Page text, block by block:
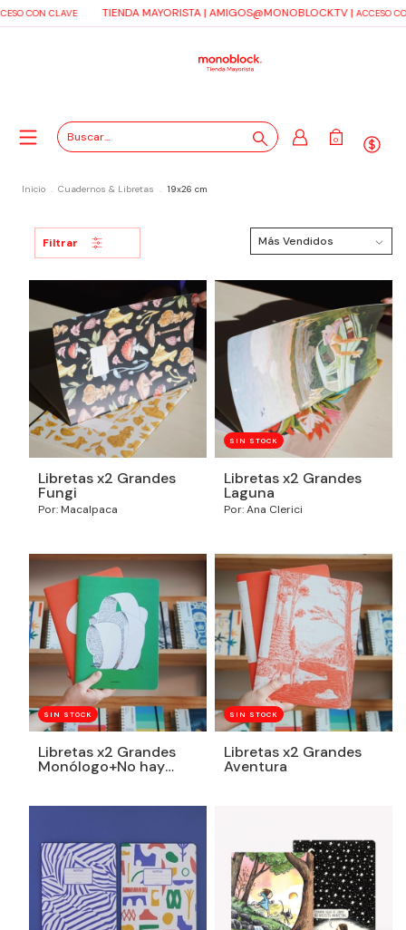
CON CLAVE TIENDA MAYORISTA |AMIGOS@MONOBLOCK.TV| ACCESO
0
Inicio . Cuadernos & Libretas . 19x26 cm
Filtrar
Libretas x2 Grandes
Fungi
Por: Macalpaca
SIN STOCK
Libretas x2 Grandes
Laguna
Por: Ana Clerici
SIN STOCK
Libretas x2 Grandes
Monólogo+No hay
SIN STOCK
Libretas x2 Grandes
Aventura